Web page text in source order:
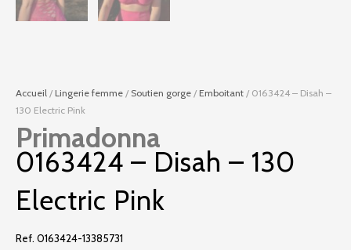
Accueil / Lingerie femme / Soutien gorge / Emboitant / 0163424 – Disah –
130 Electric Pink
Primadonna
0163424 – Disah – 130
Electric Pink
Ref. 0163424-13385731